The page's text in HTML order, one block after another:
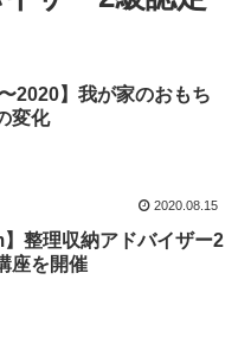
〜2020】我が家のおもち
変化
2020.08.15
】整理収納アドバイザー2
座を開催